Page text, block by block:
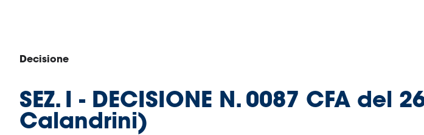
Women
Femminile
Museo
del
Decisione
SEZ. I - DECISIONE N. 0087 CFA
Calandrini)